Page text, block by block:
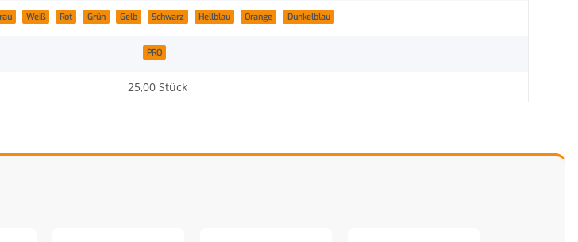
Weiß Rot Grün Gelb Schwarz Hellblau Orange Dunkelblau
PRO
25,00 Stück